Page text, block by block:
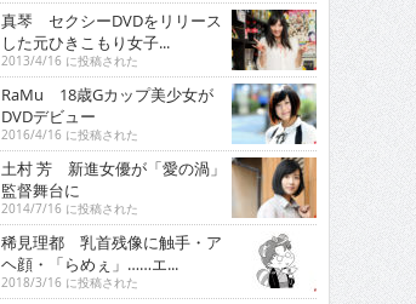
真琴 セクシーDVDをリリース
した元ひきこもり女子...
2013/4/16 に投稿された
RaMu 18歳Gカップ美少女が
DVDデビュー
2016/4/16 に投稿された
土村 芳 新進女優が「愛の渦」
監督舞台に
2014/7/16 に投稿された
稀見理都 乳首残像に触手・ア
ヘ顔・「らめぇ」……エ...
2018/3/16 に投稿された